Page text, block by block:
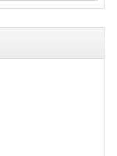
Régie